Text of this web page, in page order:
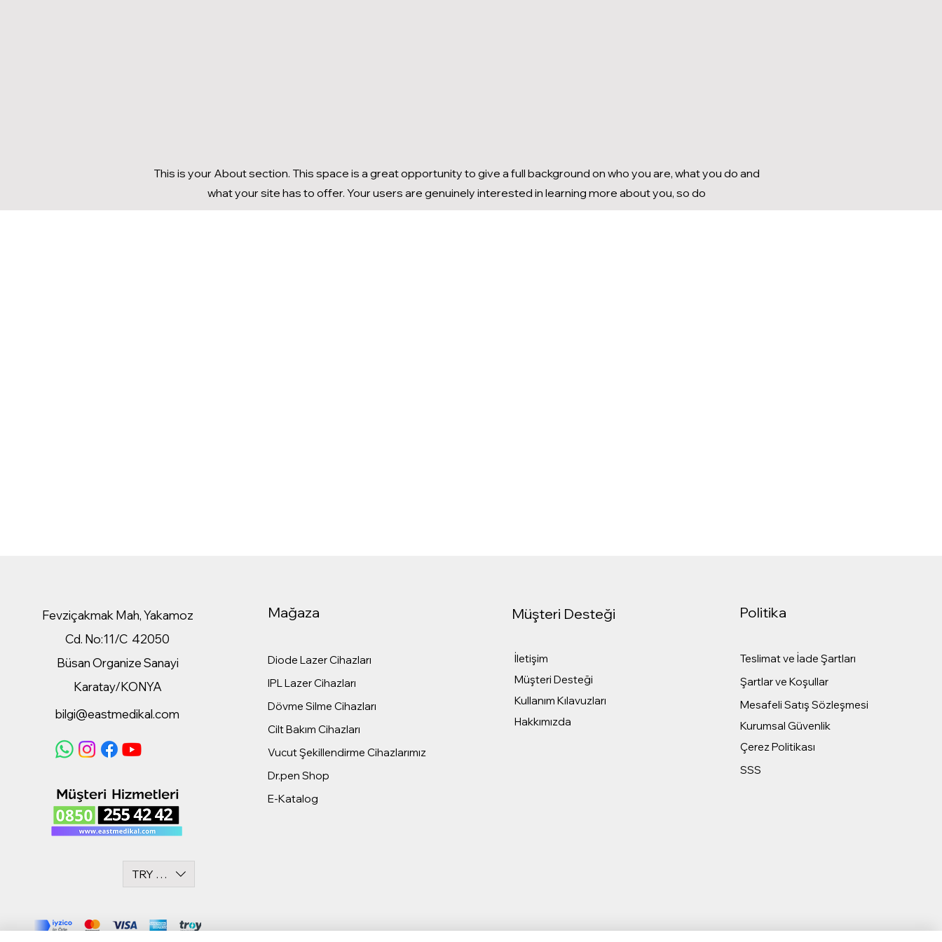
This is your About section. This space is a great opportunity to give a full background on who you are, what you do and
what your site has to offer. Your users are genuinely interested in learning more about you, so do
Fevziçakmak Mah, Yakamoz
Cd. No:11/C 42050
Büsan Organize Sanayi
Karatay/KONYA
bilgi@eastmedikal.com
TRY (₺)
Mağaza
Diode Lazer Cihazları
IPL Lazer Cihazları
Dövme Silme Cihazları
Cilt Bakım Cihazları
Vucut Şekillendirme Cihazlarımız
Dr.pen Shop
E-Katalog
Müşteri Desteği
İletişim
Müşteri Desteği
Kullanım Kılavuzları
Hakkımızda
Politika
Teslimat ve İade Şartları
Şartlar ve Koşullar
Mesafeli Satış Sözleşmesi
Kurumsal Güvenlik
Çerez Politikası
SSS